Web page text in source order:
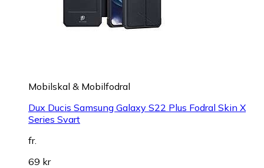
Mobilskal & Mobilfodral
Dux Ducis Samsung Galaxy S22 Plus Fodral Skin X
Series Svart
fr.
69 kr